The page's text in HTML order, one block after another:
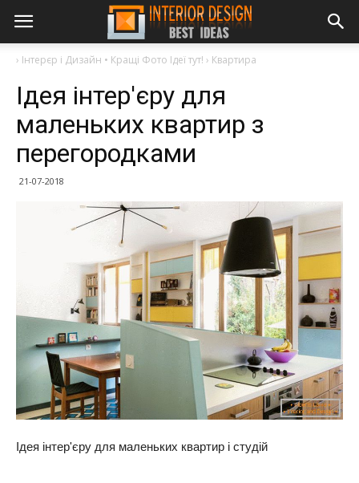
› Інтерєр і Дизайн • Кращі Фото Ідеї тут! › Квартира
Ідея інтер'єру для
маленьких квартир з
перегородками
21-07-2018
Ідея інтер'єру для маленьких квартир і студій